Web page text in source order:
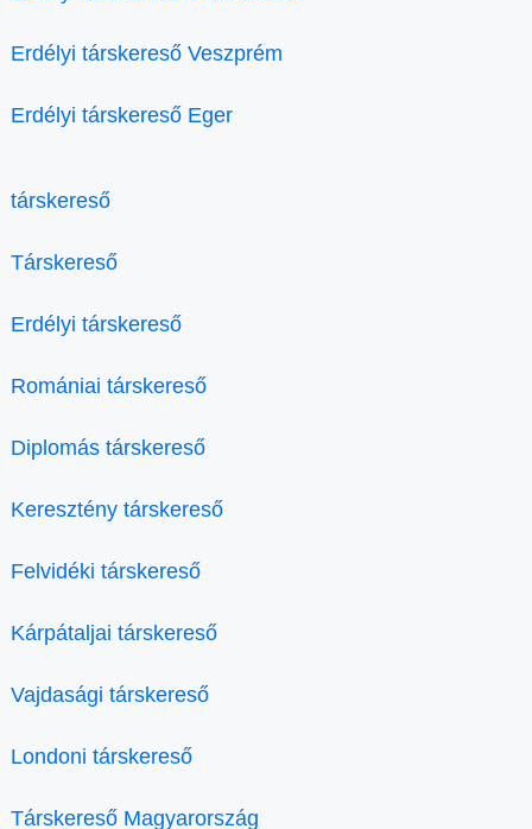
Erdélyi társkereső Veszprém
Erdélyi társkereső Eger
társkereső
Társkereső
Erdélyi társkereső
Romániai társkereső
Diplomás társkereső
Keresztény társkereső
Felvidéki társkereső
Kárpátaljai társkereső
Vajdasági társkereső
Londoni társkereső
Társkereső Magyarország